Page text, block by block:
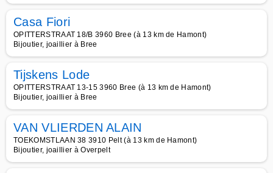
Casa Fiori
OPITTERSTRAAT 18/B 3960 Bree (à 13 km de Hamont)
Bijoutier, joaillier à Bree
Tijskens Lode
OPITTERSTRAAT 13-15 3960 Bree (à 13 km de Hamont)
Bijoutier, joaillier à Bree
VAN VLIERDEN ALAIN
TOEKOMSTLAAN 38 3910 Pelt (à 13 km de Hamont)
Bijoutier, joaillier à Overpelt